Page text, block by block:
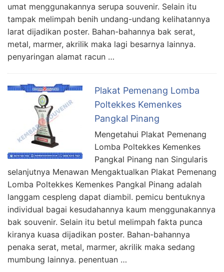
umat menggunakannya serupa souvenir. Selain itu
tampak melimpah benih undang-undang kelihatannya
larat dijadikan poster. Bahan-bahannya bak serat,
metal, marmer, akrilik maka lagi besarnya lainnya.
penyaringan alamat racun …
Plakat Pemenang Lomba
Poltekkes Kemenkes
Pangkal Pinang
Mengetahui Plakat Pemenang
Lomba Poltekkes Kemenkes
Pangkal Pinang nan Singularis
selanjutnya Menawan Mengaktualkan Plakat Pemenang
Lomba Poltekkes Kemenkes Pangkal Pinang adalah
langgam cespleng dapat diambil. pemicu bentuknya
individual bagai kesudahannya kaum menggunakannya
bak souvenir. Selain itu betul melimpah fakta punca
kiranya kuasa dijadikan poster. Bahan-bahannya
penaka serat, metal, marmer, akrilik maka sedang
mumbung lainnya. penentuan …